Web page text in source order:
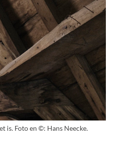
is. Foto en ©: Hans Neecke.